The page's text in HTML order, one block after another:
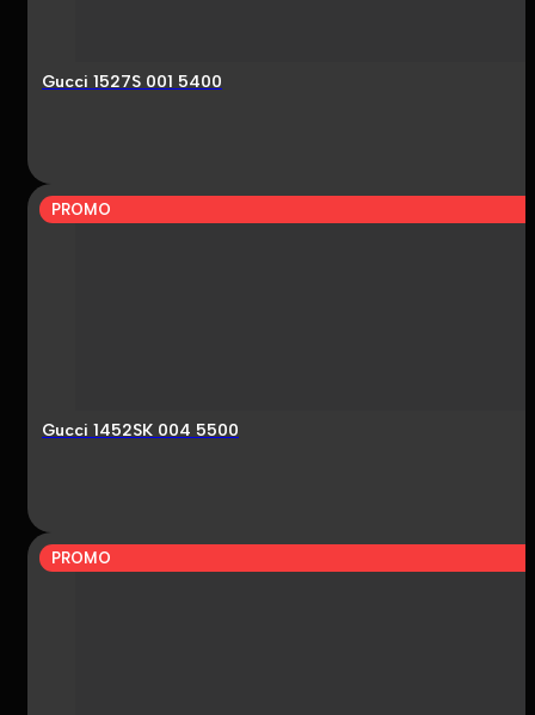
Gucci 1527S 001 5400
PROMO
Gucci 1452SK 004 5500
PROMO